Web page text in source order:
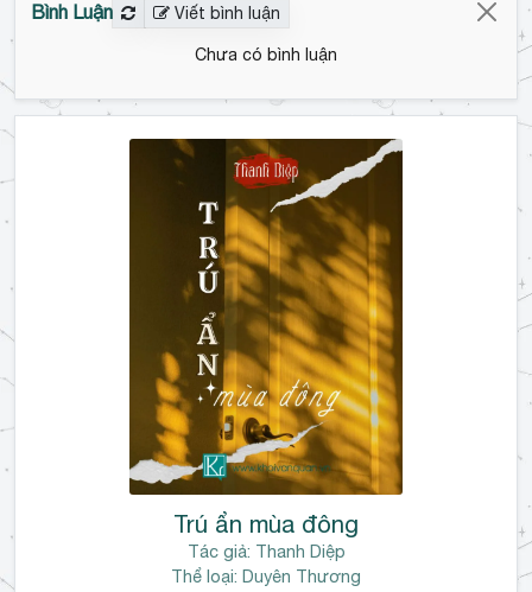
Bình Luận Viết bình luận
Chưa có bình luận
Trú ẩn mùa đông
Tác giả: Thanh Diệp
Thể loại: Duyên Thương